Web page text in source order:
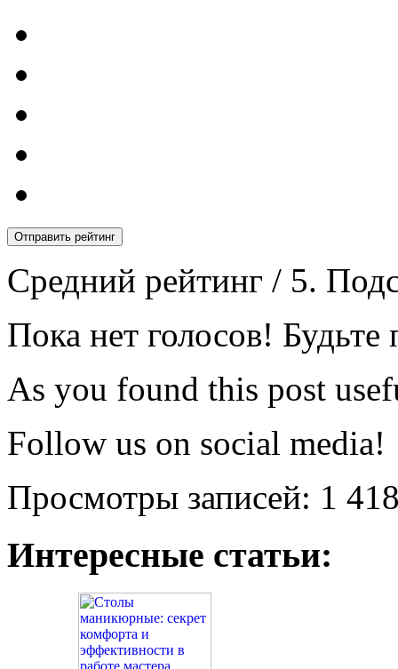
Отправить рейтинг
Средний рейтинг / 5.
Пока нет голосов!
As you found this post
Follow us on social media!
Просмотры записей: 1
Интересные статьи: